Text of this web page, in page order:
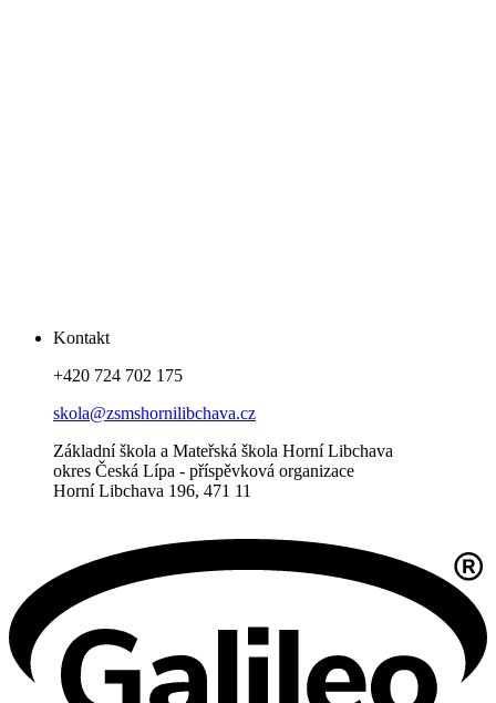
Kontakt
+420 724 702 175
skola@zsmshornilibchava.cz
Základní škola a Mateřská škola Horní Libchava
okres Česká Lípa - příspěvková organizace
Horní Libchava 196, 471 11